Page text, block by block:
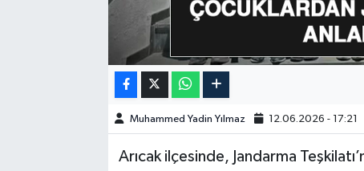
Muhammed Yadin Yılmaz 12.06.2026 - 17:21
Arıcak ilçesinde, Jandarma